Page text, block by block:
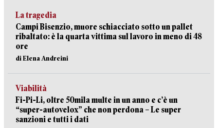
La tragedia
Campi Bisenzio, muore schiacciato sotto un pallet
ribaltato: è la quarta vittima sul lavoro in meno di 48
ore
di Elena Andreini
Viabilità
Fi-Pi-Li, oltre 50mila multe in un anno e c’è un
“super-autovelox” che non perdona – Le super
sanzioni e tutti i dati